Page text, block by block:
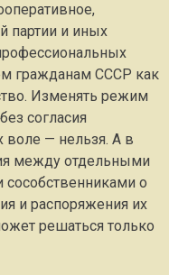
партии и иных
гражданам СССР как
Изменять режим
согласия
воле — нельзя. А в
между отдельными
о
и распоряжения их
решаться только